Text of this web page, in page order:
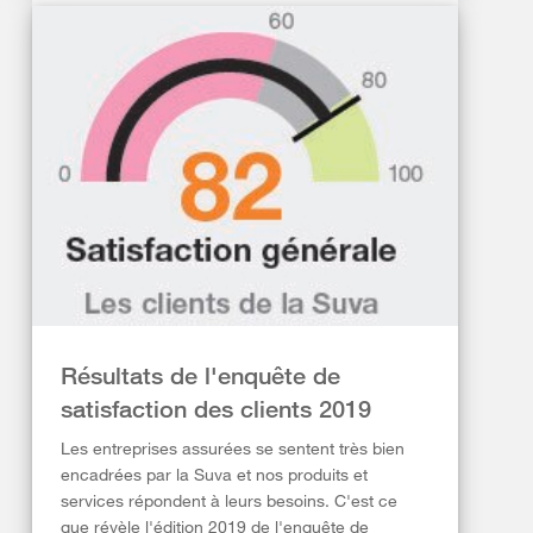
Résultats de l'enquête de
satisfaction des clients 2019
Les entreprises assurées se sentent très bien
encadrées par la Suva et nos produits et
services répondent à leurs besoins. C'est ce
que révèle l'édition 2019 de l'enquête de